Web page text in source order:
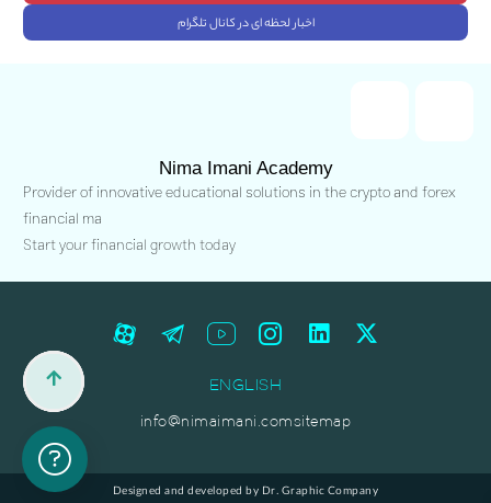
اخبار لحظه ای در کانال تلگرام
Nima Imani Academy
Provider of innovative educational solutions in the crypto and forex
financial ma
Start your financial growth today
ENGLISH
sitemap
info@nimaimani.com
Designed and developed by Dr. Graphic Company